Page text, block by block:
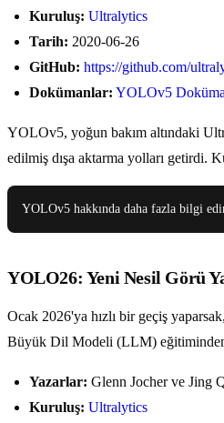
Kuruluş: Ultralytics
Tarih: 2020-06-26
GitHub: https://github.com/
Dokümanlar: YOLOv5
YOLOv5, yoğun bakım altındaki
edilmiş dışa aktarma yolları getirdi.
YOLOv5 hakkında daha fazla bilgi
YOLO26: Yeni Nesil Görü
Ocak 2026'ya hızlı bir geçiş yaparsak,
Büyük Dil Modeli (LLM)
Yazarlar: Glenn Jocher ve Jing
Kuruluş: Ultralytics